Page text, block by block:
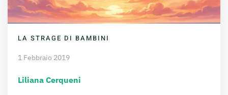
LA STRAGE DI BAMBINI
1 Febbraio 2019
Liliana Cerqueni